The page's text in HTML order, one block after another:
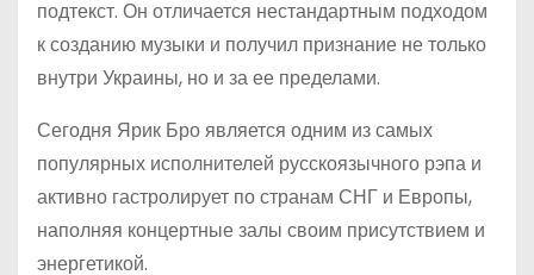
подтекст. Он отличается нестандартным подходом
к созданию музыки и получил признание не только
внутри Украины, но и за ее пределами.
Сегодня Ярик Бро является одним из самых
популярных исполнителей русскоязычного рэпа и
активно гастролирует по странам СНГ и Европы,
наполняя концертные залы своим присутствием и
энергетикой.